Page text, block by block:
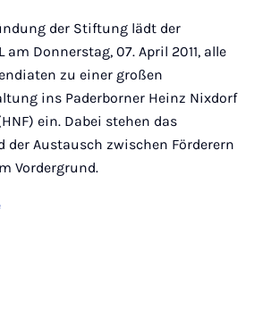
der Stiftung lädt der
am Donnerstag, 07. April 2011, alle
zu einer großen
ins Paderborner Heinz Nixdorf
ein. Dabei stehen das
der Austausch zwischen Förderern
Vordergrund.